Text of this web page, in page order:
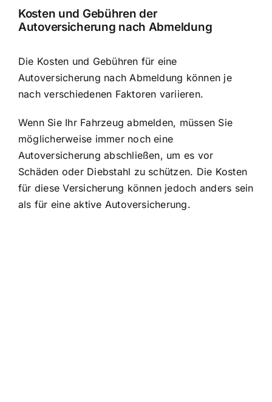
Kosten und Gebühren der
Autoversicherung nach Abmeldung
Die Kosten und Gebühren für eine
Autoversicherung nach Abmeldung können je
nach verschiedenen Faktoren variieren.
Wenn Sie Ihr Fahrzeug abmelden, müssen Sie
möglicherweise immer noch eine
Autoversicherung abschließen, um es vor
Schäden oder Diebstahl zu schützen. Die Kosten
für diese Versicherung können jedoch anders sein
als für eine aktive Autoversicherung.